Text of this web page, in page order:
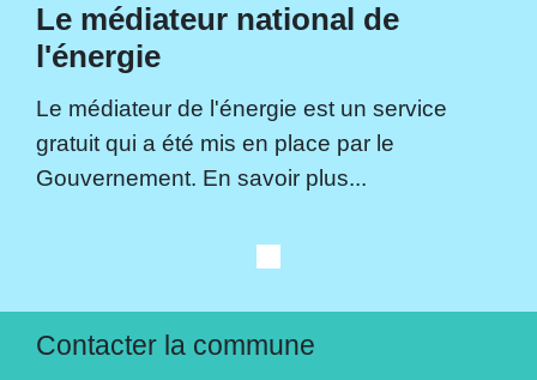
Le médiateur national de
l'énergie
Le médiateur de l'énergie est un service
gratuit qui a été mis en place par le
Gouvernement. En savoir plus...
Contacter la commune